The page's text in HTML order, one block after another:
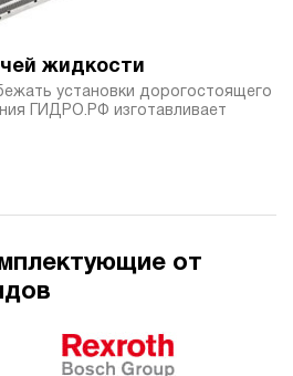
жидкости
установки дорогостоящего
ГИДРО.РФ изготавливает
от